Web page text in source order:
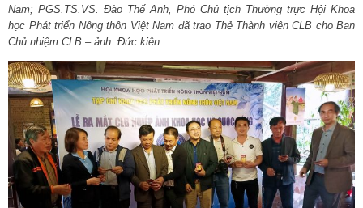
Nam; PGS.TS.VS. Đào Thế Anh, Phó Chủ tịch Thường trực Hội Khoa
học Phát triển Nông thôn Việt Nam đã trao Thẻ Thành viên CLB cho Ban
Chủ nhiệm CLB – ảnh: Đức kiên